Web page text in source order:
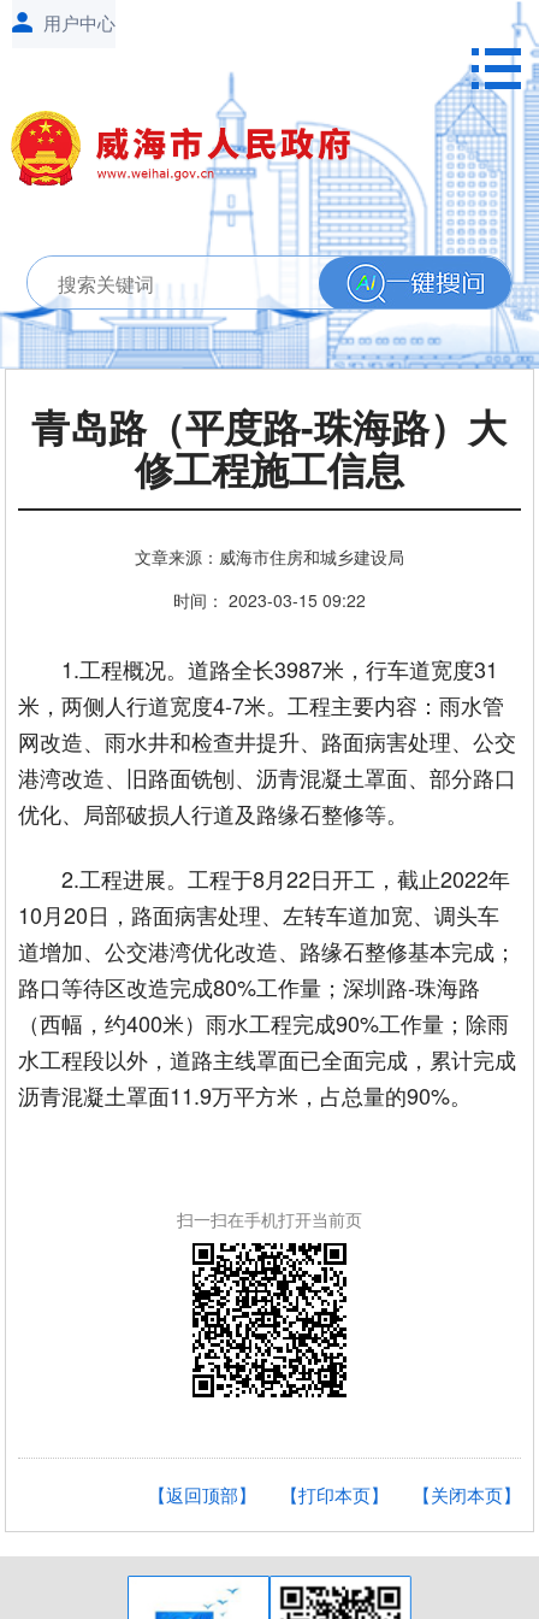
青岛路（平度路-珠海路）大
修工程施工信息
文章来源：威海市住房和城乡建设局
时间： 2023-03-15 09:22
1.工程概况。道路全长3987米，行车道宽度31
米，两侧人行道宽度4-7米。工程主要内容：雨水管
网改造、雨水井和检查井提升、路面病害处理、公交
港湾改造、旧路面铣刨、沥青混凝土罩面、部分路口
优化、局部破损人行道及路缘石整修等。
2.工程进展。工程于8月22日开工，截止2022年
10月20日，路面病害处理、左转车道加宽、调头车
道增加、公交港湾优化改造、路缘石整修基本完成；
路口等待区改造完成80%工作量；深圳路-珠海路
（西幅，约400米）雨水工程完成90%工作量；除雨
水工程段以外，道路主线罩面已全面完成，累计完成
沥青混凝土罩面11.9万平方米，占总量的90%。
扫一扫在手机打开当前页
【关闭本页】
【打印本页】
【返回顶部】